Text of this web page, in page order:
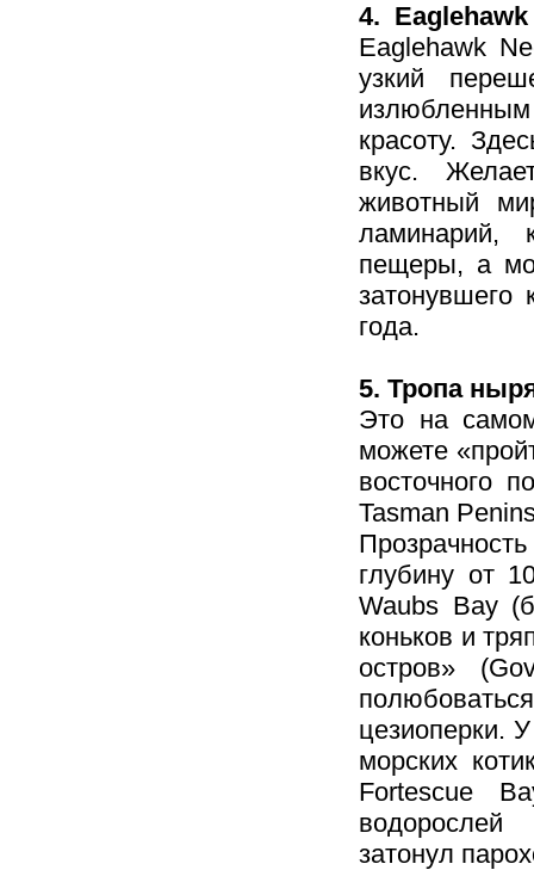
4. Eaglehawk
Eaglehawk
узкий
красоту.
вкус.
животный
ламинарий,
пещеры, а
года.
5. Тропа
Это на
можете
восточного
Tasman
глубину от
Waubs Bay
коньков и
остров»
цезиоперки.
морских
Fortescue
водорослей
затонул